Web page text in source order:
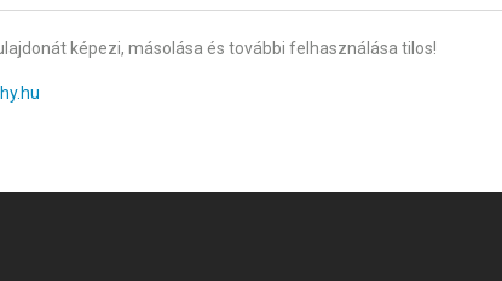
képezi, másolása és további felhasználása tilos!